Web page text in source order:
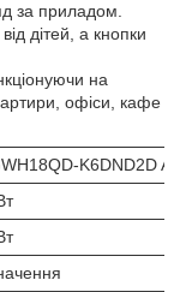
за приладом.
дітей, а кнопки
на
офіси, кафе
K6DND2D